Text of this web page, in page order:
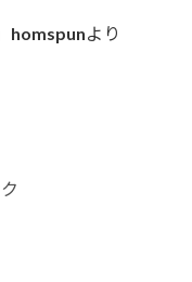
homspunより